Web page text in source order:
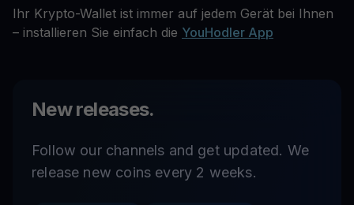
Ihr Krypto-Wallet ist immer auf jedem Gerät bei Ihnen
– installieren Sie einfach die YouHodler App
New releases.
Follow our channels and get updated. We
release new coins every 2 weeks.